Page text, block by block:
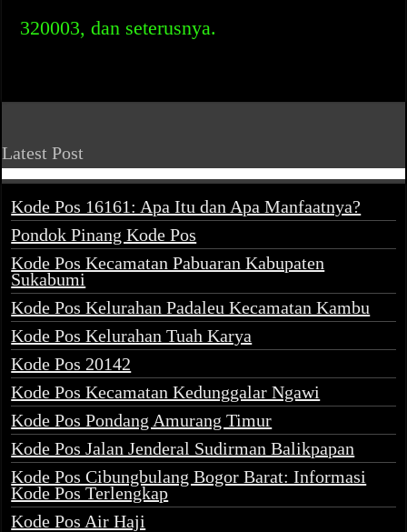
320003, dan seterusnya.
Latest Post
Kode Pos 16161: Apa Itu dan Apa Manfaatnya?
Pondok Pinang Kode Pos
Kode Pos Kecamatan Pabuaran Kabupaten
Sukabumi
Kode Pos Kelurahan Padaleu Kecamatan Kambu
Kode Pos Kelurahan Tuah Karya
Kode Pos 20142
Kode Pos Kecamatan Kedunggalar Ngawi
Kode Pos Pondang Amurang Timur
Kode Pos Jalan Jenderal Sudirman Balikpapan
Kode Pos Cibungbulang Bogor Barat: Informasi
Kode Pos Terlengkap
Kode Pos Air Haji